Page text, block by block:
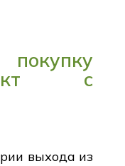
покупку
с
выхода из